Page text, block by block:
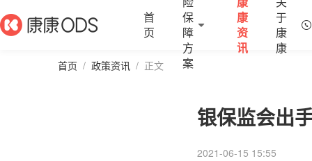
首
页
保
障
方
案
康
资
讯
于
康
康
首页 / 政策资讯 / 正文
银保监会出
2021-06-15 15:55